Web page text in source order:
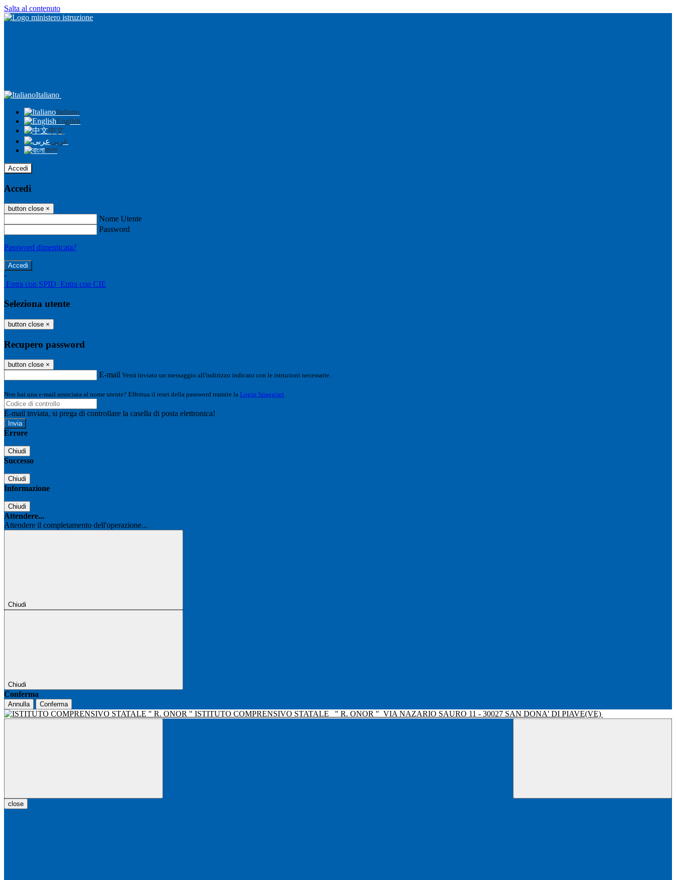
Salta al contenuto
Italiano
Italiano
English
中文
عربى
বাংলা
Accedi
Accedi
button close ×
Nome Utente
Password
Password dimenticata?
-
Entra con SPID Entra con CIE
Seleziona utente
button close ×
Recupero password
button close ×
E-mail Verrà inviato un messaggio all'indirizzo indicato con le istruzioni necessarie.
Non hai una e-mail associata al nome utente? Effettua il reset della password tramite la Login Spaggiari
E-mail inviata, si prega di controllare la casella di posta elettronica!
Errore
Chiudi
Successo
Chiudi
Informazione
Chiudi
Attendere...
Attendere il completamento dell'operazione...
Chiudi
Chiudi
Conferma
Annulla Conferma
ISTITUTO COMPRENSIVO STATALE " R. ONOR " VIA NAZARIO SAURO 11 - 30027 SAN DONA' DI PIAVE(VE)
close